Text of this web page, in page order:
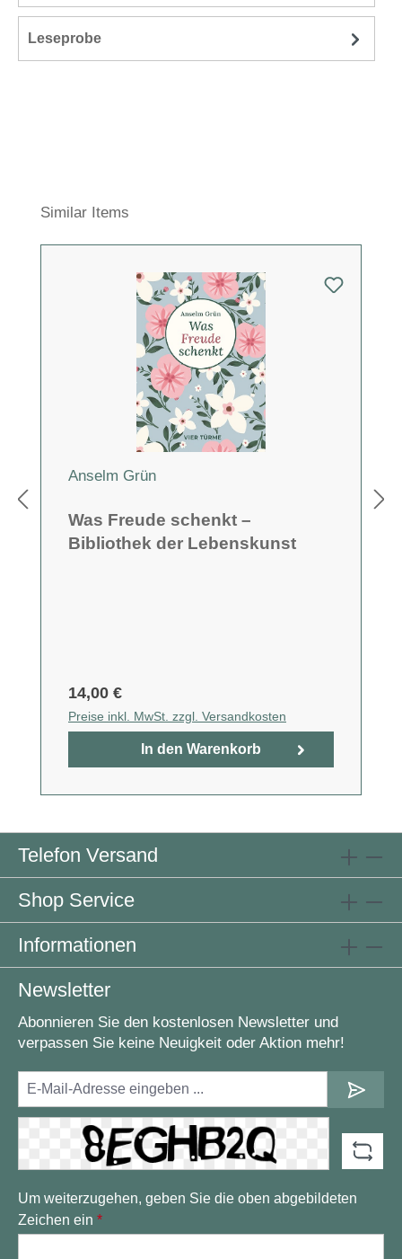
Leseprobe
Produktgalerie überspringen
Similar Items
Anselm Grün
Was Freude schenkt –
Bibliothek der Lebenskunst
14,00 €
Preise inkl. MwSt. zzgl. Versandkosten
In den Warenkorb
Telefon Versand
Shop Service
Informationen
Newsletter
Abonnieren Sie den kostenlosen Newsletter und
verpassen Sie keine Neuigkeit oder Aktion mehr!
Um weiterzugehen, geben Sie die oben abgebildeten
Zeichen ein *